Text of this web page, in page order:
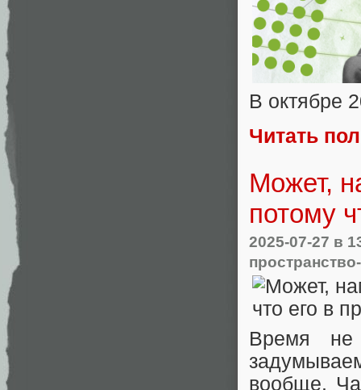
В октябре
Читать
Может,
потому
2025-07-27 в
Время
вообще.